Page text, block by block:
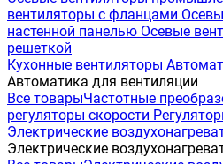
вентиляторы с фланцами
настенной панелью Осевые
решеткой
Кухонные вентиляторы
Автоматика для вентиляции
Все товарыЧастотные
регуляторы скорости
Электрические
Электрические